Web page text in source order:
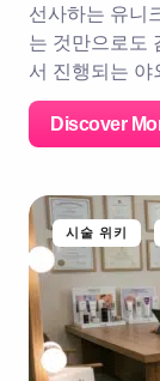
선사하는 유니
는 것만으로도
서 진행되는
Discover
시술 위키